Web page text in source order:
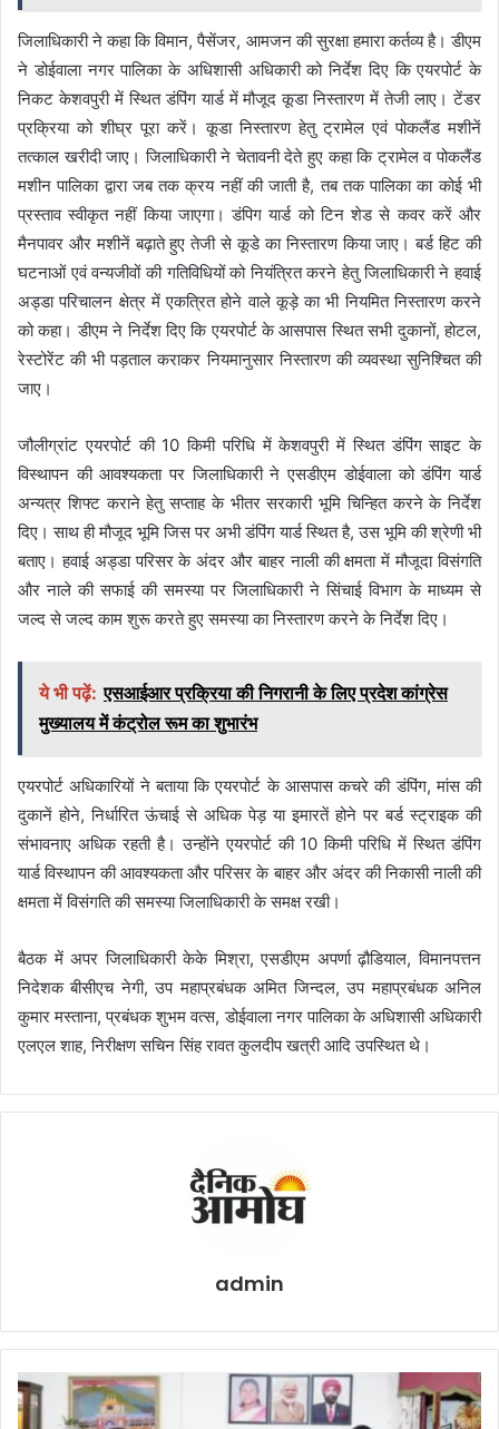
जिलाधिकारी ने कहा कि विमान, पैसेंजर, आमजन की सुरक्षा हमारा कर्तव्य है। डीएम
ने डोईवाला नगर पालिका के अधिशासी अधिकारी को निर्देश दिए कि एयरपोर्ट के
निकट केशवपुरी में स्थित डंपिंग यार्ड में मौजूद कूडा निस्तारण में तेजी लाए। टेंडर
प्रक्रिया को शीघ्र पूरा करें। कूडा निस्तारण हेतु ट्रामेल एवं पोकलैंड मशीनें
तत्काल खरीदी जाए। जिलाधिकारी ने चेतावनी देते हुए कहा कि ट्रामेल व पोकलैंड
मशीन पालिका द्वारा जब तक क्रय नहीं की जाती है, तब तक पालिका का कोई भी
प्रस्ताव स्वीकृत नहीं किया जाएगा। डंपिग यार्ड को टिन शेड से कवर करें और
मैनपावर और मशीनें बढ़ाते हुए तेजी से कूडे का निस्तारण किया जाए। बर्ड हिट की
घटनाओं एवं वन्यजीवों की गतिविधियों को नियंत्रित करने हेतु जिलाधिकारी ने हवाई
अड्डा परिचालन क्षेत्र में एकत्रित होने वाले कूड़े का भी नियमित निस्तारण करने
को कहा। डीएम ने निर्देश दिए कि एयरपोर्ट के आसपास स्थित सभी दुकानों, होटल,
रेस्टोरेंट की भी पड़ताल कराकर नियमानुसार निस्तारण की व्यवस्था सुनिश्चित की
जाए।
जौलीग्रांट एयरपोर्ट की 10 किमी परिधि में केशवपुरी में स्थित डंपिंग साइट के
विस्थापन की आवश्यकता पर जिलाधिकारी ने एसडीएम डोईवाला को डंपिंग यार्ड
अन्यत्र शिफ्ट कराने हेतु सप्ताह के भीतर सरकारी भूमि चिन्हित करने के निर्देश
दिए। साथ ही मौजूद भूमि जिस पर अभी डंपिंग यार्ड स्थित है, उस भूमि की श्रेणी भी
बताए। हवाई अड्डा परिसर के अंदर और बाहर नाली की क्षमता में मौजूदा विसंगति
और नाले की सफाई की समस्या पर जिलाधिकारी ने सिंचाई विभाग के माध्यम से
जल्द से जल्द काम शुरू करते हुए समस्या का निस्तारण करने के निर्देश दिए।
ये भी पढ़ें: एसआईआर प्रक्रिया की निगरानी के लिए प्रदेश कांग्रेस
मुख्यालय में कंट्रोल रूम का शुभारंभ
एयरपोर्ट अधिकारियों ने बताया कि एयरपोर्ट के आसपास कचरे की डंपिंग, मांस की
दुकानें होने, निर्धारित ऊंचाई से अधिक पेड़ या इमारतें होने पर बर्ड स्ट्राइक की
संभावनाए अधिक रहती है। उन्होंने एयरपोर्ट की 10 किमी परिधि में स्थित डंपिंग
यार्ड विस्थापन की आवश्यकता और परिसर के बाहर और अंदर की निकासी नाली की
क्षमता में विसंगति की समस्या जिलाधिकारी के समक्ष रखी।
बैठक में अपर जिलाधिकारी केके मिश्रा, एसडीएम अपर्णा ढ़ौडियाल, विमानपत्तन
निदेशक बीसीएच नेगी, उप महाप्रबंधक अमित जिन्दल, उप महाप्रबंधक अनिल
कुमार मस्ताना, प्रबंधक शुभम वत्स, डोईवाला नगर पालिका के अधिशासी अधिकारी
एलएल शाह, निरीक्षण सचिन सिंह रावत कुलदीप खत्री आदि उपस्थित थे।
admin